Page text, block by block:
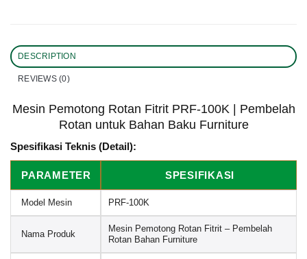
DESCRIPTION
REVIEWS (0)
Mesin Pemotong Rotan Fitrit PRF-100K | Pembelah
Rotan untuk Bahan Baku Furniture
Spesifikasi Teknis (Detail):
PARAMETER SPESIFIKASI
Model Mesin PRF-100K
Nama Produk
Mesin Pemotong Rotan Fitrit – Pembelah
Rotan Bahan Furniture